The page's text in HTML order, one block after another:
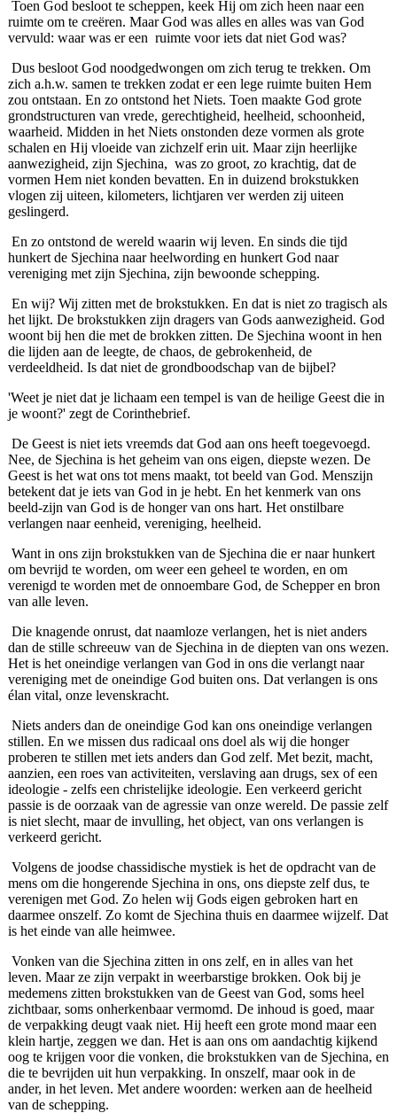
Toen God besloot te scheppen, keek Hij om zich heen naar een
ruimte om te creëren. Maar God was alles en alles was van God
vervuld: waar was er een ruimte voor iets dat niet God was?
Dus besloot God noodgedwongen om zich terug te trekken. Om
zich a.h.w. samen te trekken zodat er een lege ruimte buiten Hem
zou ontstaan. En zo ontstond het Niets. Toen maakte God grote
grondstructuren van vrede, gerechtigheid, heelheid, schoonheid,
waarheid. Midden in het Niets onstonden deze vormen als grote
schalen en Hij vloeide van zichzelf erin uit. Maar zijn heerlijke
aanwezigheid, zijn Sjechina, was zo groot, zo krachtig, dat de
vormen Hem niet konden bevatten. En in duizend brokstukken
vlogen zij uiteen, kilometers, lichtjaren ver werden zij uiteen
geslingerd.
En zo ontstond de wereld waarin wij leven. En sinds die tijd
hunkert de Sjechina naar heelwording en hunkert God naar
vereniging met zijn Sjechina, zijn bewoonde schepping.
En wij? Wij zitten met de brokstukken. En dat is niet zo tragisch als
het lijkt. De brokstukken zijn dragers van Gods aanwezigheid. God
woont bij hen die met de brokken zitten. De Sjechina woont in hen
die lijden aan de leegte, de chaos, de gebrokenheid, de
verdeeldheid. Is dat niet de grondboodschap van de bijbel?
'Weet je niet dat je lichaam een tempel is van de heilige Geest die in
je woont?' zegt de Corinthebrief.
De Geest is niet iets vreemds dat God aan ons heeft toegevoegd.
Nee, de Sjechina is het geheim van ons eigen, diepste wezen. De
Geest is het wat ons tot mens maakt, tot beeld van God. Menszijn
betekent dat je iets van God in je hebt. En het kenmerk van ons
beeld-zijn van God is de honger van ons hart. Het onstilbare
verlangen naar eenheid, vereniging, heelheid.
Want in ons zijn brokstukken van de Sjechina die er naar hunkert
om bevrijd te worden, om weer een geheel te worden, en om
verenigd te worden met de onnoembare God, de Schepper en bron
van alle leven.
Die knagende onrust, dat naamloze verlangen, het is niet anders
dan de stille schreeuw van de Sjechina in de diepten van ons wezen.
Het is het oneindige verlangen van God in ons die verlangt naar
vereniging met de oneindige God buiten ons. Dat verlangen is ons
élan vital, onze levenskracht.
Niets anders dan de oneindige God kan ons oneindige verlangen
stillen. En we missen dus radicaal ons doel als wij die honger
proberen te stillen met iets anders dan God zelf. Met bezit, macht,
aanzien, een roes van activiteiten, verslaving aan drugs, sex of een
ideologie - zelfs een christelijke ideologie. Een verkeerd gericht
passie is de oorzaak van de agressie van onze wereld. De passie zelf
is niet slecht, maar de invulling, het object, van ons verlangen is
verkeerd gericht.
Volgens de joodse chassidische mystiek is het de opdracht van de
mens om die hongerende Sjechina in ons, ons diepste zelf dus, te
verenigen met God. Zo helen wij Gods eigen gebroken hart en
daarmee onszelf. Zo komt de Sjechina thuis en daarmee wijzelf. Dat
is het einde van alle heimwee.
Vonken van die Sjechina zitten in ons zelf, en in alles van het
leven. Maar ze zijn verpakt in weerbarstige brokken. Ook bij je
medemens zitten brokstukken van de Geest van God, soms heel
zichtbaar, soms onherkenbaar vermomd. De inhoud is goed, maar
de verpakking deugt vaak niet. Hij heeft een grote mond maar een
klein hartje, zeggen we dan. Het is aan ons om aandachtig kijkend
oog te krijgen voor die vonken, die brokstukken van de Sjechina, en
die te bevrijden uit hun verpakking. In onszelf, maar ook in de
ander, in het leven. Met andere woorden: werken aan de heelheid
van de schepping.